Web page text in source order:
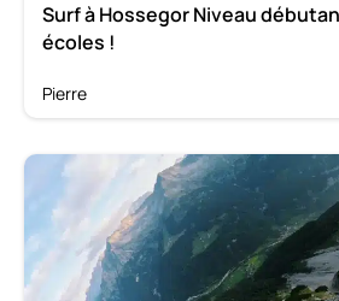
Surf à Hossegor Niveau
écoles !
Pierre